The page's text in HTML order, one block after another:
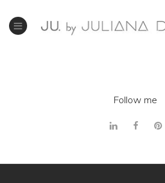
Follow me